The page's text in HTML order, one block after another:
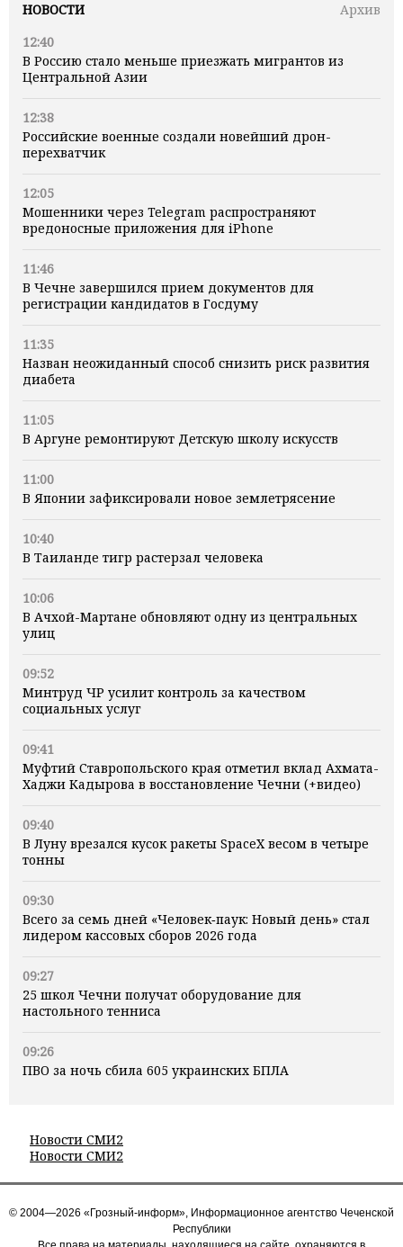
НОВОСТИ
Архив
12:40
В Россию стало меньше приезжать мигрантов из
Центральной Азии
12:38
Российские военные создали новейший дрон-
перехватчик
12:05
Мошенники через Telegram распространяют
вредоносные приложения для iPhone
11:46
В Чечне завершился прием документов для
регистрации кандидатов в Госдуму
11:35
Назван неожиданный способ снизить риск развития
диабета
11:05
В Аргуне ремонтируют Детскую школу искусств
11:00
В Японии зафиксировали новое землетрясение
10:40
В Таиланде тигр растерзал человека
10:06
В Ачхой-Мартане обновляют одну из центральных
улиц
09:52
Минтруд ЧР усилит контроль за качеством
социальных услуг
09:41
Муфтий Ставропольского края отметил вклад Ахмата-
Хаджи Кадырова в восстановление Чечни (+видео)
09:40
В Луну врезался кусок ракеты SpaceX весом в четыре
тонны
09:30
Всего за семь дней «Человек‑паук: Новый день» стал
лидером кассовых сборов 2026 года
09:27
25 школ Чечни получат оборудование для
настольного тенниса
09:26
ПВО за ночь сбила 605 украинских БПЛА
Новости СМИ2
Новости СМИ2
© 2004—2026 «Грозный-информ», Информационное агентство Чеченской
Республики